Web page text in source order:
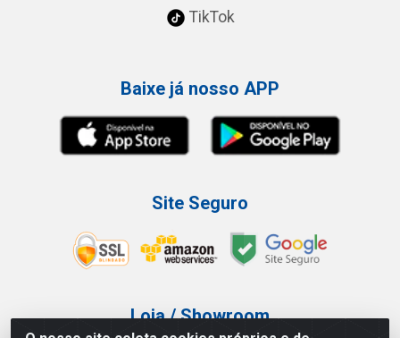
TikTok
Baixe já nosso APP
Site Seguro
Loja / Showroom